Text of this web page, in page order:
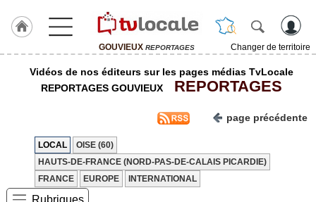
GOUVIEUX REPORTAGES
Changer de territoire
J'adhère
TvLocale
Accueil
Vidéos de nos éditeurs sur les pages médias TvLocale
REPORTAGES GOUVIEUX
REPORTAGES
page précédente
LOCAL
OISE (60)
HAUTS-DE-FRANCE (NORD-PAS-DE-CALAIS PICARDIE)
FRANCE
EUROPE INTERNATIONAL
Rubriques